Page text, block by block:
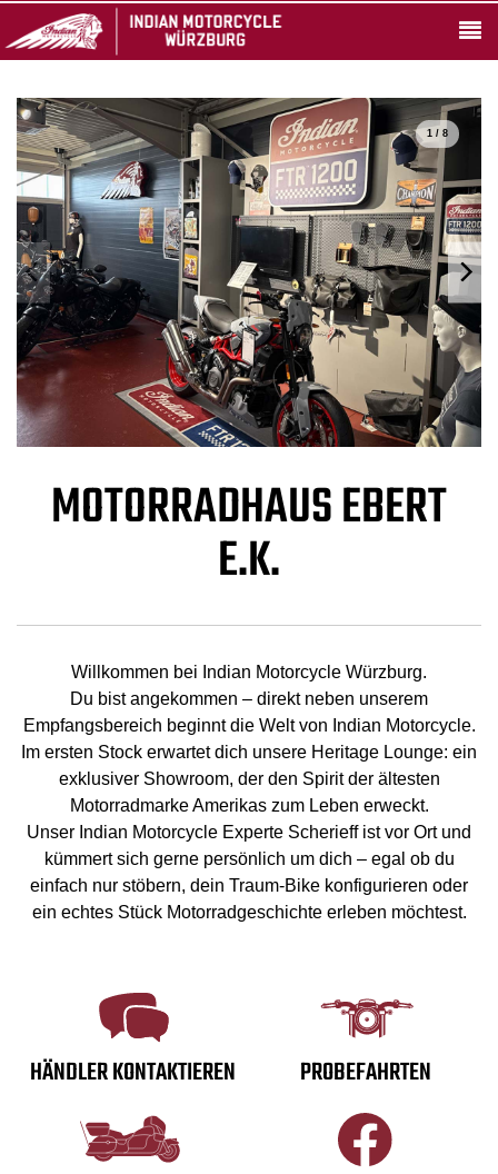
1 / 8
MOTORRADHAUS EBERT
E.K.
Willkommen bei Indian Motorcycle Würzburg.
Du bist angekommen – direkt neben unserem
Empfangsbereich beginnt die Welt von Indian Motorcycle.
Im ersten Stock erwartet dich unsere Heritage Lounge: ein
exklusiver Showroom, der den Spirit der ältesten
Motorradmarke Amerikas zum Leben erweckt.
Unser Indian Motorcycle Experte Scherieff ist vor Ort und
kümmert sich gerne persönlich um dich – egal ob du
einfach nur stöbern, dein Traum-Bike konfigurieren oder
ein echtes Stück Motorradgeschichte erleben möchtest.
HÄNDLER KONTAKTIEREN PROBEFAHRTEN